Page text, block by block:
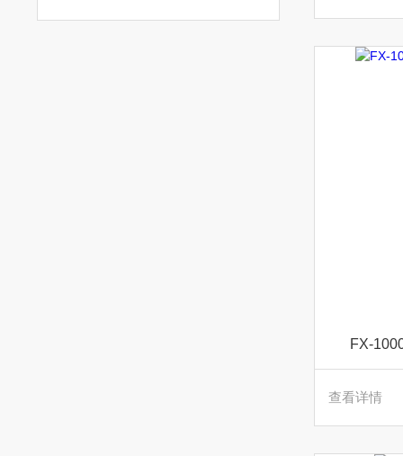
FX-
查看详情